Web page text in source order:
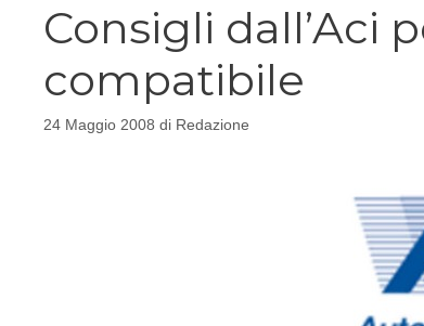
Consigli dall’Aci
compatibile
24 Maggio 2008 di Redazione